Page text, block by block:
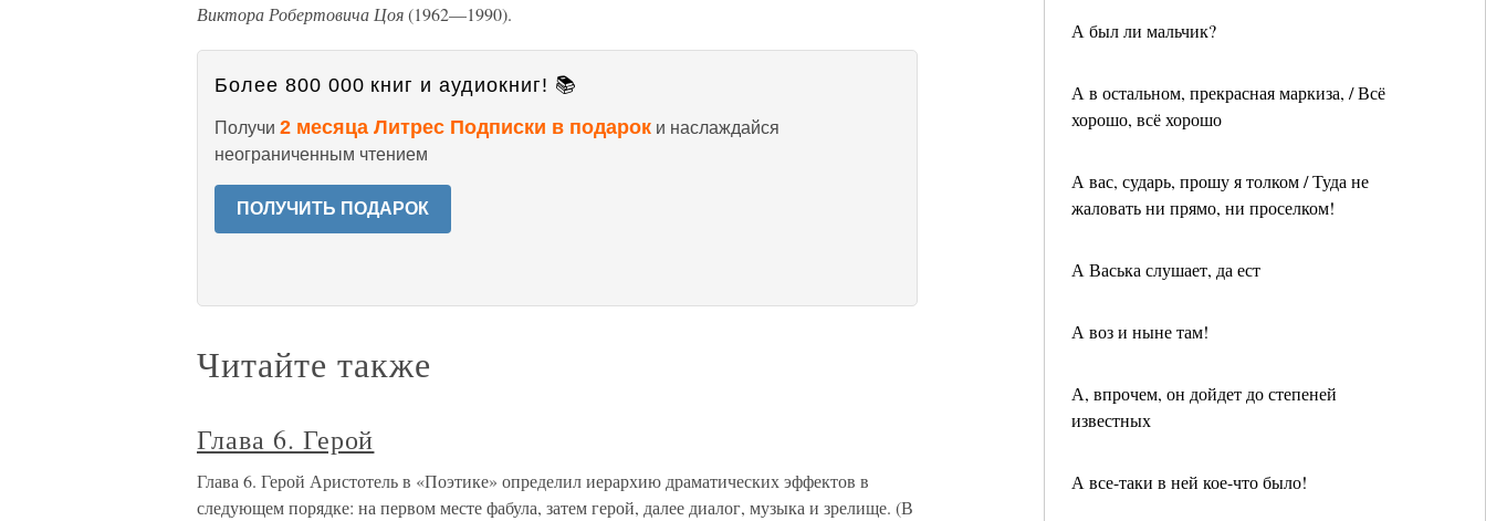
А был ли мальчик?
А в остальном, прекрасная маркиза, / Всё
хорошо, всё хорошо
А вас, сударь, прошу я толком / Туда не
жаловать ни прямо, ни проселком!
А Васька слушает, да ест
А воз и ныне там!
А, впрочем, он дойдет до степеней
известных
А все-таки в ней кое-что было!
Виктора Робертовича Цоя(1962—1990).
Более 800 000 книг и аудиокниг! 📚
Получи 2 месяца Литрес Подписки в подарок и наслаждайся
неограниченным чтением
ПОЛУЧИТЬ ПОДАРОК
Читайте также
Глава 6. Герой
Глава 6. Герой Аристотель в «Поэтике» определил иерархию драматических эффектов в
следующем порядке: на первом месте фабула, затем герой, далее диалог, музыка и зрелище. (В